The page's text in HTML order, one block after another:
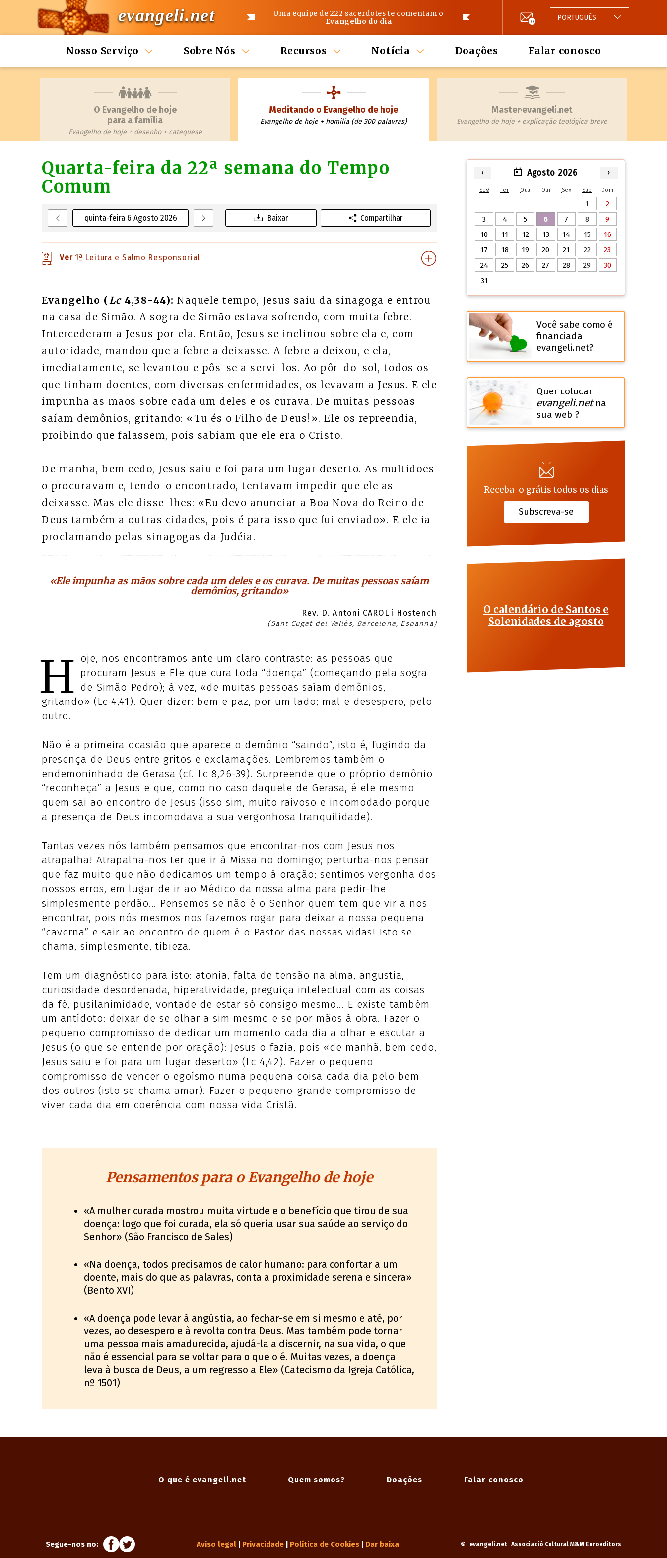
evangeli.net
Uma equipe de 222 sacerdotes te comentam o
Evangelho do dia
0 PORTUGUÊS
Nosso Serviço Sobre Nós Recursos Notícia Doações Falar conosco
O Evangelho de hoje
para a família
Evangelho de hoje + desenho + catequese
Meditando o Evangelho de hoje
Evangelho de hoje + homilía (de 300 palavras)
Master·evangeli.net
Evangelho de hoje + explicação teológica breve
quinta-feira 6 Agosto 2026
Quarta-feira da 22ª semana do Tempo
Comum
Baixar Compartilhar
Ver 1ª Leitura e Salmo Responsorial
Evangelho (Lc4,38-44): Naquele tempo, Jesus saiu da sinagoga e entrou
na casa de Simão. A sogra de Simão estava sofrendo, com muita febre.
Intercederam a Jesus por ela. Então, Jesus se inclinou sobre ela e, com
autoridade, mandou que a febre a deixasse. A febre a deixou, e ela,
imediatamente, se levantou e pôs-se a servi-los. Ao pôr-do-sol, todos os
que tinham doentes, com diversas enfermidades, os levavam a Jesus. E ele
impunha as mãos sobre cada um deles e os curava. De muitas pessoas
saíam demônios, gritando: «Tu és o Filho de Deus!». Ele os repreendia,
proibindo que falassem, pois sabiam que ele era o Cristo.
De manhã, bem cedo, Jesus saiu e foi para um lugar deserto. As multidões
o procuravam e, tendo-o encontrado, tentavam impedir que ele as
deixasse. Mas ele disse-lhes: «Eu devo anunciar a Boa Nova do Reino de
Deus também a outras cidades, pois é para isso que fui enviado». E ele ia
proclamando pelas sinagogas da Judéia.
«Ele impunha as mãos sobre cada um deles e os curava. De muitas pessoas saíam
demônios, gritando»
Rev. D. Antoni CAROL i Hostench
(Sant Cugat del Vallès, Barcelona, Espanha)
H oje, nos encontramos ante um claro contraste: as pessoas que
procuram Jesus e Ele que cura toda “doença” (começando pela sogra
de Simão Pedro); à vez, «de muitas pessoas saíam demônios,
gritando» (Lc 4,41). Quer dizer: bem e paz, por um lado; mal e desespero, pelo
outro.
Não é a primeira ocasião que aparece o demônio “saindo”, isto é, fugindo da
presença de Deus entre gritos e exclamações. Lembremos também o
endemoninhado de Gerasa (cf. Lc 8,26-39). Surpreende que o próprio demônio
“reconheça” a Jesus e que, como no caso daquele de Gerasa, é ele mesmo
quem sai ao encontro de Jesus (isso sim, muito raivoso e incomodado porque
a presença de Deus incomodava a sua vergonhosa tranqüilidade).
Tantas vezes nós também pensamos que encontrar-nos com Jesus nos
atrapalha! Atrapalha-nos ter que ir à Missa no domingo; perturba-nos pensar
que faz muito que não dedicamos um tempo à oração; sentimos vergonha dos
nossos erros, em lugar de ir ao Médico da nossa alma para pedir-lhe
simplesmente perdão... Pensemos se não é o Senhor quem tem que vir a nos
encontrar, pois nós mesmos nos fazemos rogar para deixar a nossa pequena
“caverna” e sair ao encontro de quem é o Pastor das nossas vidas! Isto se
chama, simplesmente, tibieza.
Tem um diagnóstico para isto: atonia, falta de tensão na alma, angustia,
curiosidade desordenada, hiperatividade, preguiça intelectual com as coisas
da fé, pusilanimidade, vontade de estar só consigo mesmo... E existe também
um antídoto: deixar de se olhar a sim mesmo e se por mãos à obra. Fazer o
pequeno compromisso de dedicar um momento cada dia a olhar e escutar a
Jesus (o que se entende por oração): Jesus o fazia, pois «de manhã, bem cedo,
Jesus saiu e foi para um lugar deserto» (Lc 4,42). Fazer o pequeno
compromisso de vencer o egoísmo numa pequena coisa cada dia pelo bem
dos outros (isto se chama amar). Fazer o pequeno-grande compromisso de
viver cada dia em coerência com nossa vida Cristã.
Pensamentos para o Evangelho de hoje
«A mulher curada mostrou muita virtude e o benefício que tirou de sua
doença: logo que foi curada, ela só queria usar sua saúde ao serviço do
Senhor» (São Francisco de Sales)
«Na doença, todos precisamos de calor humano: para confortar a um
doente, mais do que as palavras, conta a proximidade serena e sincera»
(Bento XVI)
«A doença pode levar à angústia, ao fechar-se em si mesmo e até, por
vezes, ao desespero e à revolta contra Deus. Mas também pode tornar
uma pessoa mais amadurecida, ajudá-la a discernir, na sua vida, o que
não é essencial para se voltar para o que o é. Muitas vezes, a doença
leva à busca de Deus, a um regresso a Ele» (Catecismo da Igreja Católica,
nº 1501)
‹ Agosto 2026 ›
Seg Ter Qua Qui Sex Sáb Dom
1
2
3
4 5 6 7 8
9
10
11 12 13 14 15
16
17
18 19 20 21 22
23
24
25 26 27 28 29
30
31
Você sabe como é
financiada
evangeli.net?
Quer colocar
evangeli.netna
sua web ?
Receba-o grátis todos os dias
Subscreva-se
O calendário de Santos e
Solenidades de agosto
O que é evangeli.net Quem somos? Doações Falar conosco
Segue-nos no: © evangeli.net Associació Cultural M&M Euroeditors
Aviso legal Privacidade Política de Cookies Dar baixa